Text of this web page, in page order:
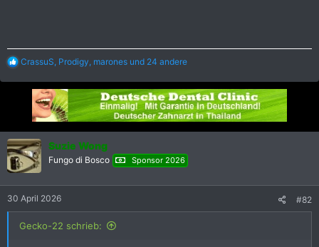
R
a
n
e
n
:
CrassuS Prodigy marones und 24 andere
Suzie Wong
Fungo di Bosco Sponsor 2026
30 April 2026 #82
Gecko-22 schrieb: